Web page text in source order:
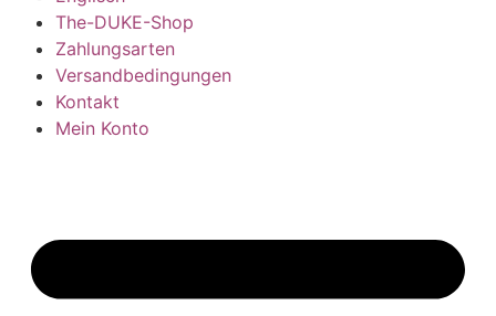
The-DUKE-Shop
Zahlungsarten
Versandbedingungen
Kontakt
Mein Konto